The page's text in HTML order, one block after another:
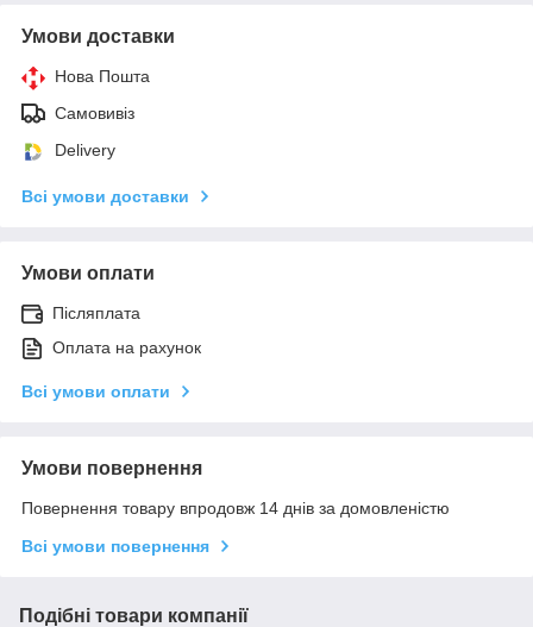
Умови доставки
Нова Пошта
Самовивіз
Delivery
Всі умови доставки
Умови оплати
Післяплата
Оплата на рахунок
Всі умови оплати
Умови повернення
Повернення товару впродовж 14 днів за домовленістю
Всі умови повернення
Подібні товари компанії